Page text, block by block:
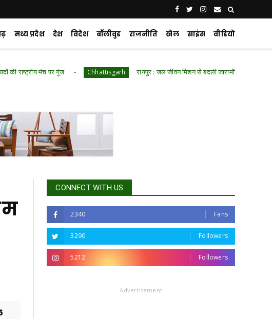
मध्य प्रदेश देश विदेश बॉलीवुड राजनीति खेल साइंस वीडियो
मंच पर गूंज Chhattisgarh रायपुर : जल जीवन मिशन से बदली जारामोंगिया की तस्वीर
CONNECT WITH US
2340 Fans
3290 Followers
5212 Followers
- Advertisement -